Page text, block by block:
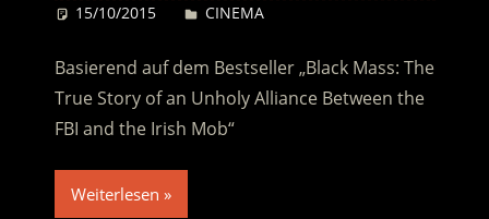
15/10/2015 Desiree
CINEMA
Basierend auf dem Bestseller „Black Mass: The
True Story of an Unholy Alliance Between the
FBI and the Irish Mob“
Weiterlesen